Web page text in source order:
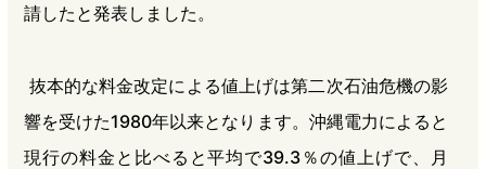
請したと発表しました。
抜本的な料金改定による値上げは第二次石油危機の影
響を受けた1980年以来となります。沖縄電力によると
現行の料金と比べると平均で39.3％の値上げで、月